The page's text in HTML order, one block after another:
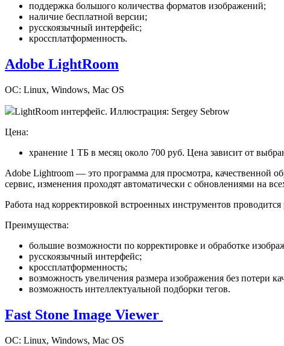
поддержка большого количества форматов изображений;
наличие бесплатной версии;
русскоязычный интерфейс;
кроссплатформенность.
Adobe LightRoom
ОС: Linux, Windows, Mac OS
LightRoom интерфейс. Иллюстрация: Sergey Sebrow
Цена:
хранение 1 ТБ в месяц около 700 руб. Цена зависит от
Adobe Lightroom — это программа для просмотра, качественной
сервис, изменения проходят автоматически с обновлениями на
Работа над корректировкой встроенных инструментов проводится
Преимущества:
большие возможности по корректировке и обработке
русскоязычный интерфейс;
кроссплатформенность;
возможность увеличения размера изображения без потери
возможность интеллектуальной подборки тегов.
Fast Stone Image Viewer
ОС: Linux, Windows, Mac OS